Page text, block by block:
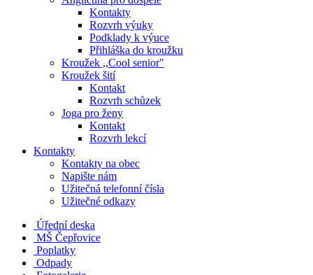
Kontakty
Rozvrh výuky
Podklady k výuce
Přihláška do kroužku
Kroužek ,,Cool senior"
Kroužek šití
Kontakt
Rozvrh schůzek
Joga pro ženy
Kontakt
Rozvrh lekcí
Kontakty
Kontakty na obec
Napište nám
Užitečná telefonní čísla
Užitečné odkazy
Úřední deska
MŠ Čepřovice
Poplatky
Odpady